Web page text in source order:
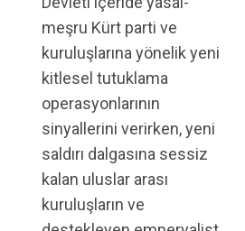
meşru Kürt parti ve
kuruluşlarına yönelik yeni
kitlesel tutuklama
operasyonlarının
sinyallerini verirken, yeni
saldırı dalgasına sessiz
kalan uluslar arası
kuruluşların ve